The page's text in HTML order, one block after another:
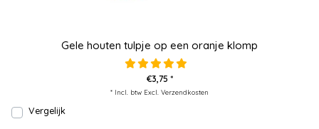
Gele houten tulpje op een oranje klomp
€3,75 *
* Incl. btw Excl. Verzendkosten
Vergelijk